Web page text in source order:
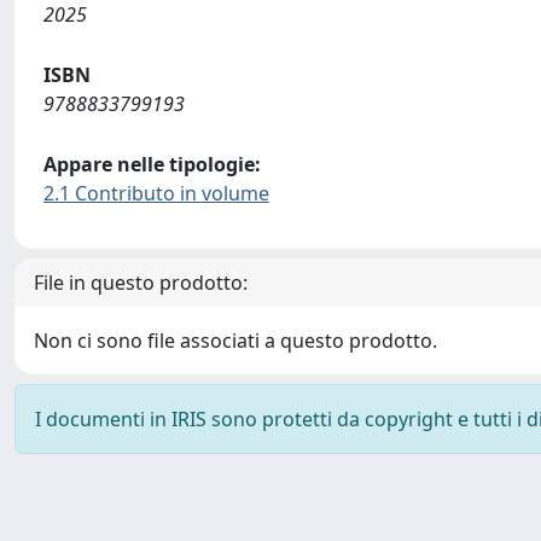
2025
ISBN
9788833799193
Appare nelle tipologie:
2.1 Contributo in volume
File in questo prodotto:
Non ci sono file associati a questo prodotto.
I documenti in IRIS sono protetti da copyright e tutti i